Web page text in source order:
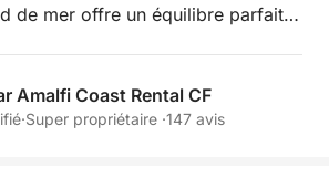
de mer offre un équilibre parfait
de la nature et touches de
sur Li Galli, un archipel privé et
Amalfi Coast Rental CF
·Super propriétaire ·147 avis